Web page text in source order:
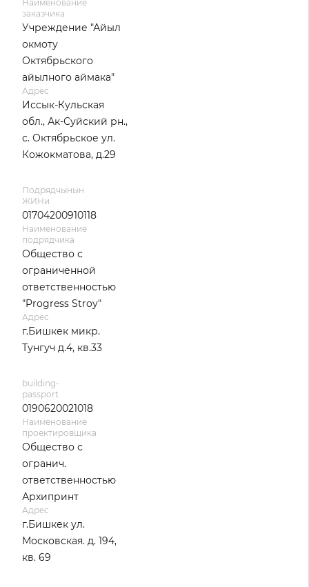
Наименование
заказчика
Учреждение "Айыл
окмоту
Октябрьского
айылного аймака"
Адрес
Иссык-Кульская
обл., Ак-Суйский рн.,
с. Октябрьское ул.
Кожокматова, д.29
Подрядчынын
ЖИНи
01704200910118
Наименование
подрядчика
Общество с
ограниченной
ответственностью
"Progress Stroy"
Адрес
г.Бишкек микр.
Тунгуч д.4, кв.33
building-
passport
0190620021018
Наименование
проектировщика
Общество с
огранич.
ответственностью
Архипринт
Адрес
г.Бишкек ул.
Московская. д. 194,
кв. 69